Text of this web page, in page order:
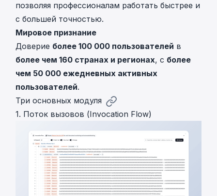
позволяя профессионалам работать быстрее и
с большей точностью.
Мировое признание
Доверие более 100 000 пользователей в
более чем 160 странах и регионах, с более
чем 50 000 ежедневных активных
пользователей.
Три основных модуля
1. Поток вызовов (Invocation Flow)